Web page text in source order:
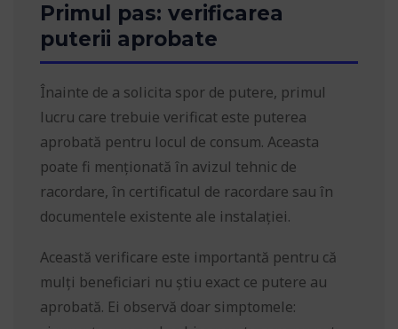
Primul pas: verificarea
puterii aprobate
Înainte de a solicita spor de putere, primul
lucru care trebuie verificat este puterea
aprobată pentru locul de consum. Aceasta
poate fi menționată în avizul tehnic de
racordare, în certificatul de racordare sau în
documentele existente ale instalației.
Această verificare este importantă pentru că
mulți beneficiari nu știu exact ce putere au
aprobată. Ei observă doar simptomele: